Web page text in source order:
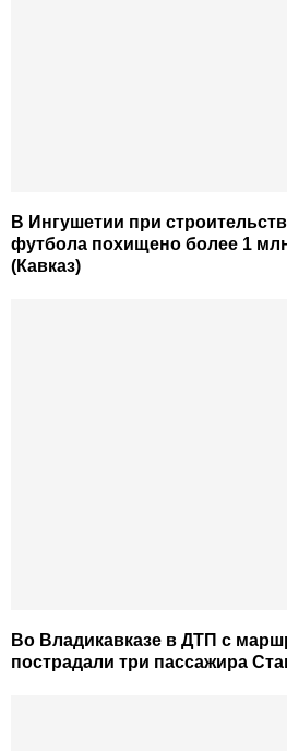
В Ингушетии при
футбола похищено более 1
(Кавказ)
Во Владикавказе в ДТП с
пострадали три пассажира